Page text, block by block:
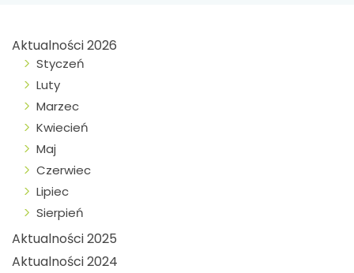
Aktualności 2026
Styczeń
Luty
Marzec
Kwiecień
Maj
Czerwiec
Lipiec
Sierpień
Aktualności 2025
Aktualności 2024